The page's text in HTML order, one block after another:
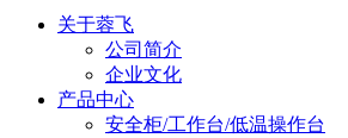
关于蓉飞
公司简介
企业文化
产品中心
安全柜/工作台/低温操作台